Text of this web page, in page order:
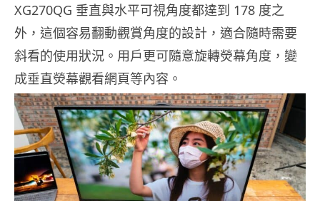
XG270QG 垂直與水平可視角度都達到 178 度之
外，這個容易翻動觀賞角度的設計，適合隨時需要
斜看的使用狀況。用戶更可隨意旋轉熒幕角度，變
成垂直熒幕觀看網頁等內容。